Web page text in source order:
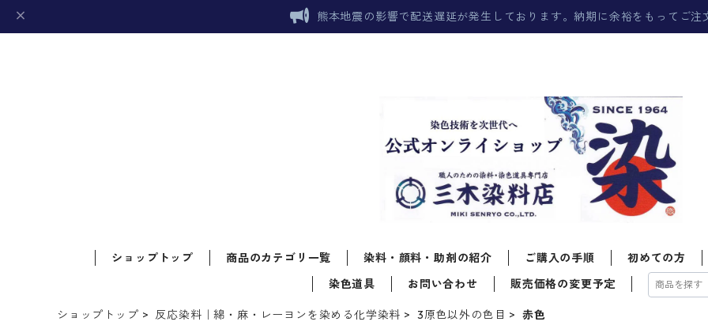
熊本地震の影響で配送遅延が発生しております。納期に余裕をもってご注
ショップトップ 商品のカテゴリ一覧 染料・顔料・助剤の紹介 ご購入の手順
初めての方
染色道具
お問い合わせ 販売価格の変更予定
ショップトップ 反応染料｜綿・麻・レーヨンを染める化学染料 3原色以外の色目 赤色